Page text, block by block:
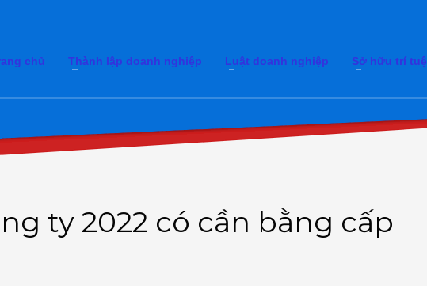
chủ Thành lập doanh nghiệp Luật doanh nghiệp Sở hữu trí tuệ
ty 2022 có cần bằng cấp